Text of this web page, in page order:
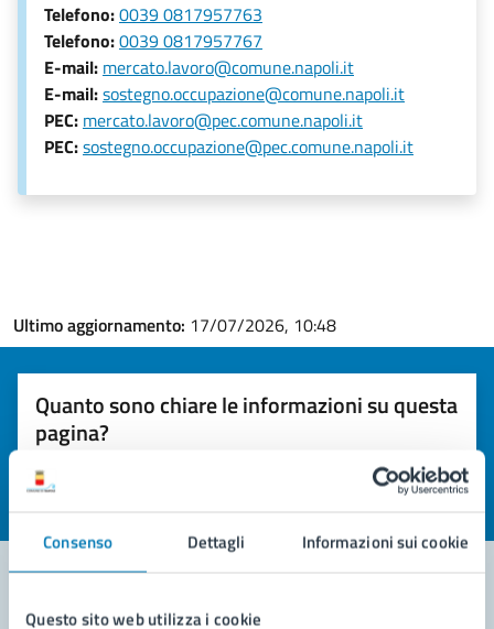
Consenso Dettagli Informazioni sui cookie
Questo sito web utilizza i cookie
Telefono:0039 0817957763
Telefono:0039 0817957767
E-mail: mercato.lavoro@comune.napoli.it
E-mail:sostegno.occupazione@comune.napoli.it
PEC: mercato.lavoro@pec.comune.napoli.it
PEC:sostegno.occupazione@pec.comune.napoli.it
Ultimo aggiornamento: 17/07/2026, 10:48
Quanto sono chiare le informazioni su questa
pagina?
Valuta la chiarezza delle informazioni (da 1 a 5 stelle)
Seleziona il numero di stelle per valutare la chiarezza delle